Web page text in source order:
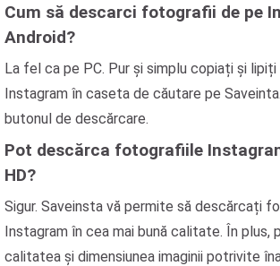
Cum să descarci fotografii de pe
Android?
La fel ca pe PC. Pur și simplu copiați și
Instagram în caseta de căutare pe
butonul de descărcare.
Pot descărca fotografiile
HD?
Sigur. Saveinsta vă permite să descărcați
Instagram în cea mai bună calitate. În plus,
calitatea și dimensiunea imaginii potrivite